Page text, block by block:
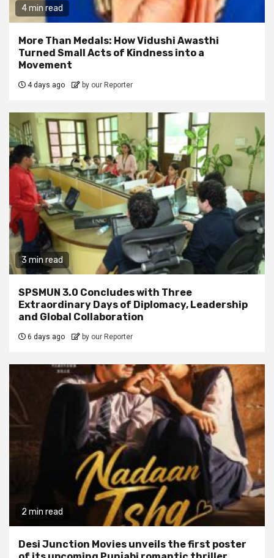
4 min read
More Than Medals: How Vidushi Awasthi
Turned Small Acts of Kindness into a
Movement
4 days ago by our Reporter
3 min read
SPSMUN 3.0 Concludes with Three
Extraordinary Days of Diplomacy, Leadership
and Global Collaboration
6 days ago by our Reporter
2 min read
Desi Junction Movies unveils the first poster